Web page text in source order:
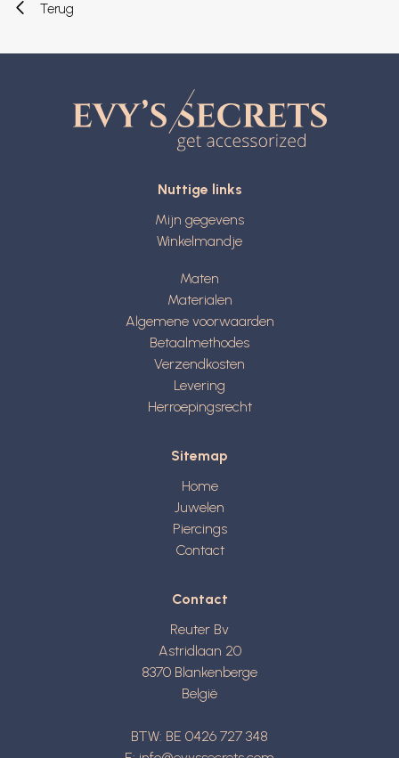
Terug
Nuttige links
Mijn gegevens
Winkelmandje
Maten
Materialen
Algemene voorwaarden
Betaalmethodes
Verzendkosten
Levering
Herroepingsrecht
Sitemap
Home
Juwelen
Piercings
Contact
Contact
Reuter Bv
Astridlaan 20
8370 Blankenberge
België
BTW: BE 0426 727 348